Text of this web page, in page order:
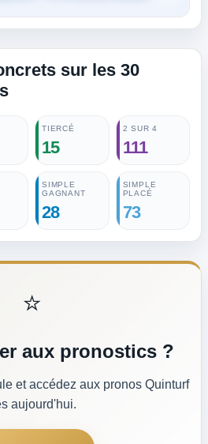
sélection complète →
sur les 30
TIERCÉ
15
2 SUR 4
111
SIMPLE
GAGNANT
28
SIMPLE
PLACÉ
73
⭐
aux pronostics ?
et accédez aux pronos Quinturf
aujourd'hui.